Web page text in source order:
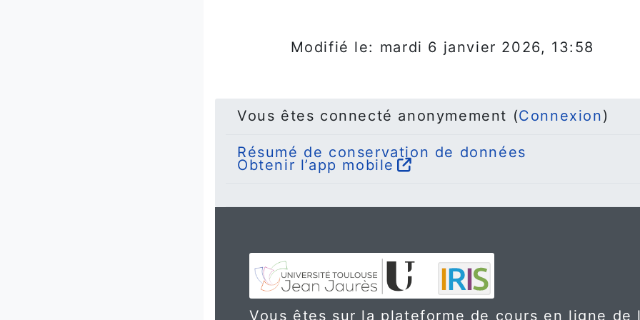
Modifié le: mardi 6 janvier 2026, 13:58
Vous êtes connecté anonymement (Connexion)
Résumé de conservation de données
Obtenir l’app mobile
Vous êtes sur la plateforme de cours en ligne de